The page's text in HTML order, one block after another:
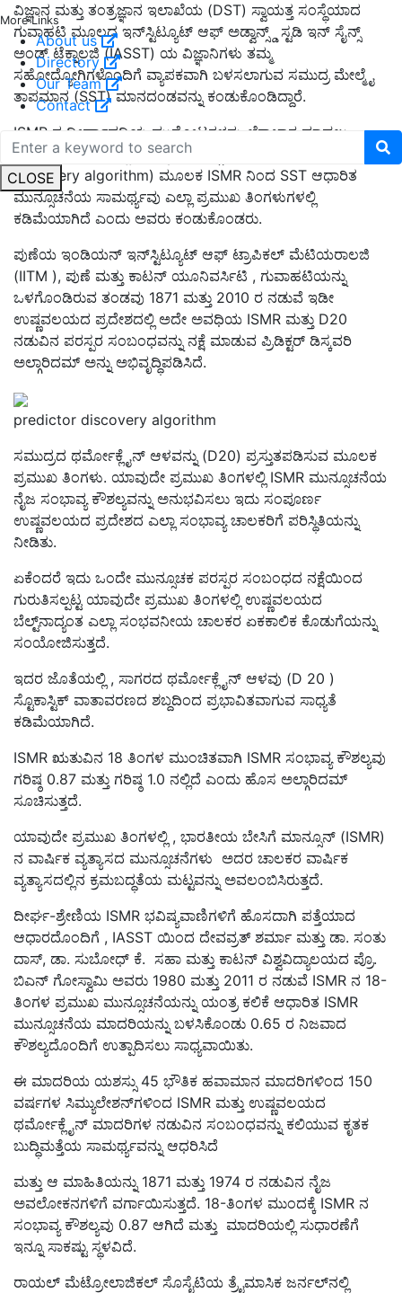
More Links
About us
Directory
Our Team
Contact
CLOSE
ವಿಜ್ಞಾನ ಮತ್ತು ತಂತ್ರಜ್ಞಾನ ಇಲಾಖೆಯ (DST) ಸ್ವಾಯತ್ತ ಸಂಸ್ಥೆಯಾದ
ಗುವಾಹಟಿ ಮೂಲದ ಇನ್‌ಸ್ಟಿಟ್ಯೂಟ್ ಆಫ್ ಅಡ್ವಾನ್ಸ್ಡ್ ಸ್ಟಡಿ ಇನ್ ಸೈನ್ಸ್
ಅಂಡ್ ಟೆಕ್ನಾಲಜಿ (IASST) ಯ ವಿಜ್ಞಾನಿಗಳು ತಮ್ಮ
ಸಹೋದ್ಯೋಗಿಗಳೊಂದಿಗೆ ವ್ಯಾಪಕವಾಗಿ ಬಳಸಲಾಗುವ ಸಮುದ್ರ ಮೇಲ್ಮೈ
ತಾಪಮಾನ (SST) ಮಾನದಂಡವನ್ನು ಕಂಡುಕೊಂಡಿದ್ದಾರೆ.
ISMR ನ ದೀರ್ಘಾವಧಿಯ ಮುನ್ನೋಟಗಳನ್ನು ಲೆಕ್ಕಾಚಾರ ಮಾಡಲು
ಸಾಕಾಗುವುದಿಲ್ಲ. ಪ್ರಿಡಿಕ್ಟರ್ ಡಿಸ್ಕವರಿ ಅಲ್ಗಾರಿದಮ್ (
discovery algorithm) ಮೂಲಕ ISMR ನಿಂದ SST ಆಧಾರಿತ
ಮುನ್ಸೂಚನೆಯ ಸಾಮರ್ಥ್ಯವು ಎಲ್ಲಾ ಪ್ರಮುಖ ತಿಂಗಳುಗಳಲ್ಲಿ
ಕಡಿಮೆಯಾಗಿದೆ ಎಂದು ಅವರು ಕಂಡುಕೊಂಡರು.
ಪುಣೆಯ ಇಂಡಿಯನ್ ಇನ್‌ಸ್ಟಿಟ್ಯೂಟ್ ಆಫ್ ಟ್ರಾಪಿಕಲ್ ಮೆಟಿಯರಾಲಜಿ
(IITM ), ಪುಣೆ ಮತ್ತು ಕಾಟನ್ ಯೂನಿವರ್ಸಿಟಿ , ಗುವಾಹಟಿಯನ್ನು
ಒಳಗೊಂಡಿರುವ ತಂಡವು 1871 ಮತ್ತು 2010 ರ ನಡುವೆ ಇಡೀ
ಉಷ್ಣವಲಯದ ಪ್ರದೇಶದಲ್ಲಿ ಅದೇ ಅವಧಿಯ ISMR ಮತ್ತು D20
ನಡುವಿನ ಪರಸ್ಪರ ಸಂಬಂಧವನ್ನು ನಕ್ಷೆ ಮಾಡುವ ಪ್ರಿಡಿಕ್ಟರ್ ಡಿಸ್ಕವರಿ
ಅಲ್ಗಾರಿದಮ್ ಅನ್ನು ಅಭಿವೃದ್ಧಿಪಡಿಸಿದೆ.
predictor discovery algorithm
ಸಮುದ್ರದ ಥರ್ಮೋಕ್ಲೈನ್ ಆಳವನ್ನು (D20) ಪ್ರಸ್ತುತಪಡಿಸುವ ಮೂಲಕ
ಪ್ರಮುಖ ತಿಂಗಳು. ಯಾವುದೇ ಪ್ರಮುಖ ತಿಂಗಳಲ್ಲಿ ISMR ಮುನ್ಸೂಚನೆಯ
ನೈಜ ಸಂಭಾವ್ಯ ಕೌಶಲ್ಯವನ್ನು ಅನುಭವಿಸಲು ಇದು ಸಂಪೂರ್ಣ
ಉಷ್ಣವಲಯದ ಪ್ರದೇಶದ ಎಲ್ಲಾ ಸಂಭಾವ್ಯ ಚಾಲಕರಿಗೆ ಪರಿಸ್ಥಿತಿಯನ್ನು
ನೀಡಿತು.
ಏಕೆಂದರೆ ಇದು ಒಂದೇ ಮುನ್ಸೂಚಕ ಪರಸ್ಪರ ಸಂಬಂಧದ ನಕ್ಷೆಯಿಂದ
ಗುರುತಿಸಲ್ಪಟ್ಟ ಯಾವುದೇ ಪ್ರಮುಖ ತಿಂಗಳಲ್ಲಿ ಉಷ್ಣವಲಯದ
ಬೆಲ್ಟ್‌ನಾದ್ಯಂತ ಎಲ್ಲಾ ಸಂಭವನೀಯ ಚಾಲಕರ ಏಕಕಾಲಿಕ ಕೊಡುಗೆಯನ್ನು
ಸಂಯೋಜಿಸುತ್ತದೆ.
ಇದರ ಜೊತೆಯಲ್ಲಿ , ಸಾಗರದ ಥರ್ಮೋಕ್ಲೈನ್ ಆಳವು (D 20 )
ಸ್ಟೊಕಾಸ್ಟಿಕ್ ವಾತಾವರಣದ ಶಬ್ದದಿಂದ ಪ್ರಭಾವಿತವಾಗುವ ಸಾಧ್ಯತೆ
ಕಡಿಮೆಯಾಗಿದೆ.
ISMR ಋತುವಿನ 18 ತಿಂಗಳ ಮುಂಚಿತವಾಗಿ ISMR ಸಂಭಾವ್ಯ ಕೌಶಲ್ಯವು
ಗರಿಷ್ಠ 0.87 ಮತ್ತು ಗರಿಷ್ಠ 1.0 ನಲ್ಲಿದೆ ಎಂದು ಹೊಸ ಅಲ್ಗಾರಿದಮ್
ಸೂಚಿಸುತ್ತದೆ.
ಯಾವುದೇ ಪ್ರಮುಖ ತಿಂಗಳಲ್ಲಿ , ಭಾರತೀಯ ಬೇಸಿಗೆ ಮಾನ್ಸೂನ್ (ISMR)
ನ ವಾರ್ಷಿಕ ವ್ಯತ್ಯಾಸದ ಮುನ್ಸೂಚನೆಗಳು ಅದರ ಚಾಲಕರ ವಾರ್ಷಿಕ
ವ್ಯತ್ಯಾಸದಲ್ಲಿನ ಕ್ರಮಬದ್ಧತೆಯ ಮಟ್ಟವನ್ನು ಅವಲಂಬಿಸಿರುತ್ತದೆ.
ದೀರ್ಘ-ಶ್ರೇಣಿಯ ISMR ಭವಿಷ್ಯವಾಣಿಗಳಿಗೆ ಹೊಸದಾಗಿ ಪತ್ತೆಯಾದ
ಆಧಾರದೊಂದಿಗೆ , IASST ಯಿಂದ ದೇವವ್ರತ್ ಶರ್ಮಾ ಮತ್ತು ಡಾ. ಸಂತು
ದಾಸ್, ಡಾ. ಸುಬೋಧ್ ಕೆ. ಸಹಾ ಮತ್ತು ಕಾಟನ್ ವಿಶ್ವವಿದ್ಯಾಲಯದ ಪ್ರೊ.
ಬಿಎನ್ ಗೋಸ್ವಾಮಿ ಅವರು 1980 ಮತ್ತು 2011 ರ ನಡುವೆ ISMR ನ 18-
ತಿಂಗಳ ಪ್ರಮುಖ ಮುನ್ಸೂಚನೆಯನ್ನು ಯಂತ್ರ ಕಲಿಕೆ ಆಧಾರಿತ ISMR
ಮುನ್ಸೂಚನೆಯ ಮಾದರಿಯನ್ನು ಬಳಸಿಕೊಂಡು 0.65 ರ ನಿಜವಾದ
ಕೌಶಲ್ಯದೊಂದಿಗೆ ಉತ್ಪಾದಿಸಲು ಸಾಧ್ಯವಾಯಿತು.
ಈ ಮಾದರಿಯ ಯಶಸ್ಸು 45 ಭೌತಿಕ ಹವಾಮಾನ ಮಾದರಿಗಳಿಂದ 150
ವರ್ಷಗಳ ಸಿಮ್ಯುಲೇಶನ್‌ಗಳಿಂದ ISMR ಮತ್ತು ಉಷ್ಣವಲಯದ
ಥರ್ಮೋಕ್ಲೈನ್ ಮಾದರಿಗಳ ನಡುವಿನ ಸಂಬಂಧವನ್ನು ಕಲಿಯುವ ಕೃತಕ
ಬುದ್ಧಿಮತ್ತೆಯ ಸಾಮರ್ಥ್ಯವನ್ನು ಆಧರಿಸಿದೆ
ಮತ್ತು ಆ ಮಾಹಿತಿಯನ್ನು 1871 ಮತ್ತು 1974 ರ ನಡುವಿನ ನೈಜ
ಅವಲೋಕನಗಳಿಗೆ ವರ್ಗಾಯಿಸುತ್ತದೆ. 18-ತಿಂಗಳ ಮುಂದಕ್ಕೆ ISMR ನ
ಸಂಭಾವ್ಯ ಕೌಶಲ್ಯವು 0.87 ಆಗಿದೆ ಮತ್ತು ಮಾದರಿಯಲ್ಲಿ ಸುಧಾರಣೆಗೆ
ಇನ್ನೂ ಸಾಕಷ್ಟು ಸ್ಥಳವಿದೆ.
ರಾಯಲ್ ಮೆಟ್ರೋಲಾಜಿಕಲ್ ಸೊಸೈಟಿಯ ತ್ರೈಮಾಸಿಕ ಜರ್ನಲ್‌ನಲ್ಲಿ